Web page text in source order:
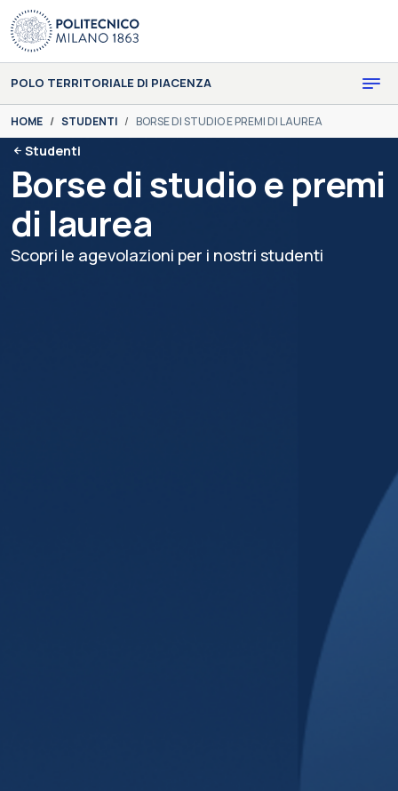
Skip to main content
Skip to page footer
POLO TERRITORIALE DI PIACENZA
You are here:
HOME STUDENTI BORSE DI STUDIO E PREMI DI LAUREA
Studenti
Borse di studio e premi
di laurea
Scopri le agevolazioni per i nostri studenti